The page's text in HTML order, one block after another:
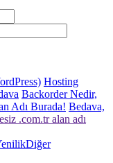
Hosting
Backorder Nedir,
Adı Burada! Bedava,
.com.tr alan adı
Diğer